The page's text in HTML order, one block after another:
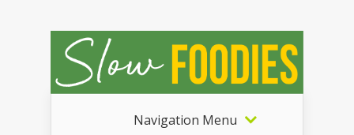
Navigation Menu